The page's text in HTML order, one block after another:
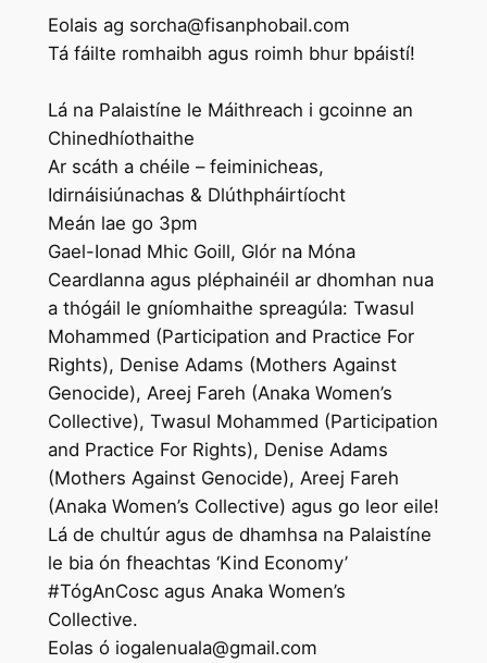
Eolais ag sorcha@fisanphobail.com
Tá fáilte romhaibh agus roimh bhur bpáistí!
Lá na Palaistíne le Máithreach i gcoinne an
Chinedhíothaithe
Ar scáth a chéile – feiminicheas,
Idirnáisiúnachas & Dlúthpháirtíocht
Meán lae go 3pm
Gael-Ionad Mhic Goill, Glór na Móna
Ceardlanna agus pléphainéil ar dhomhan nua
a thógáil le gníomhaithe spreagúla: Twasul
Mohammed (Participation and Practice For
Rights), Denise Adams (Mothers Against
Genocide), Areej Fareh (Anaka Women’s
Collective), Twasul Mohammed (Participation
and Practice For Rights), Denise Adams
(Mothers Against Genocide), Areej Fareh
(Anaka Women’s Collective) agus go leor eile!
Lá de chultúr agus de dhamhsa na Palaistíne
le bia ón fheachtas ‘Kind Economy’
#TógAnCosc agus Anaka Women’s
Collective.
Eolas ó iogalenuala@gmail.com